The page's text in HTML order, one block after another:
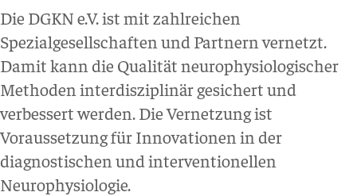
Die DGKN e.V. ist mit zahlreichen
Spezialgesellschaften und Partnern vernetzt.
Damit kann die Qualität neurophysiologischer
Methoden interdisziplinär gesichert und
verbessert werden. Die Vernetzung ist
Voraussetzung für Innovationen in der
diagnostischen und interventionellen
Neurophysiologie.